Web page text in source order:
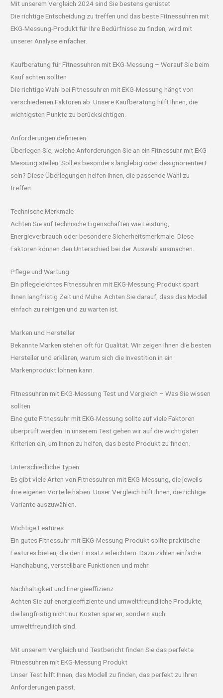
Mit unserem Vergleich 2024 sind Sie bestens gerüstet
Die richtige Entscheidung zu treffen und das beste Fitnessuhren mit
EKG-Messung-Produkt für Ihre Bedürfnisse zu finden, wird mit
unserer Analyse einfacher.
Kaufberatung für Fitnessuhren mit EKG-Messung – Worauf Sie beim
Kauf achten sollten
Die richtige Wahl bei Fitnessuhren mit EKG-Messung hängt von
verschiedenen Faktoren ab. Unsere Kaufberatung hilft Ihnen, die
wichtigsten Punkte zu berücksichtigen.
Anforderungen definieren
Überlegen Sie, welche Anforderungen Sie an ein Fitnessuhr mit EKG-
Messung stellen. Soll es besonders langlebig oder designorientiert
sein? Diese Überlegungen helfen Ihnen, die passende Wahl zu
treffen.
Technische Merkmale
Achten Sie auf technische Eigenschaften wie Leistung,
Energieverbrauch oder besondere Sicherheitsmerkmale. Diese
Faktoren können den Unterschied bei der Auswahl ausmachen.
Pflege und Wartung
Ein pflegeleichtes Fitnessuhren mit EKG-Messung-Produkt spart
Ihnen langfristig Zeit und Mühe. Achten Sie darauf, dass das Modell
einfach zu reinigen und zu warten ist.
Marken und Hersteller
Bekannte Marken stehen oft für Qualität. Wir zeigen Ihnen die besten
Hersteller und erklären, warum sich die Investition in ein
Markenprodukt lohnen kann.
Fitnessuhren mit EKG-Messung Test und Vergleich – Was Sie wissen
sollten
Eine gute Fitnessuhr mit EKG-Messung sollte auf viele Faktoren
überprüft werden. In unserem Test gehen wir auf die wichtigsten
Kriterien ein, um Ihnen zu helfen, das beste Produkt zu finden.
Unterschiedliche Typen
Es gibt viele Arten von Fitnessuhren mit EKG-Messung, die jeweils
ihre eigenen Vorteile haben. Unser Vergleich hilft Ihnen, die richtige
Variante auszuwählen.
Wichtige Features
Ein gutes Fitnessuhr mit EKG-Messung-Produkt sollte praktische
Features bieten, die den Einsatz erleichtern. Dazu zählen einfache
Handhabung, verstellbare Funktionen und mehr.
Nachhaltigkeit und Energieeffizienz
Achten Sie auf energieeffiziente und umweltfreundliche Produkte,
die langfristig nicht nur Kosten sparen, sondern auch
umweltfreundlich sind.
Mit unserem Vergleich und Testbericht finden Sie das perfekte
Fitnessuhren mit EKG-Messung Produkt
Unser Test hilft Ihnen, das Modell zu finden, das perfekt zu Ihren
Anforderungen passt.